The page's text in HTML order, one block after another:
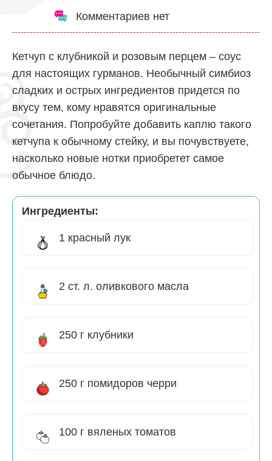
Комментариев нет
Кетчуп с клубникой и розовым перцем – соус
для настоящих гурманов. Необычный симбиоз
сладких и острых ингредиентов придется по
вкусу тем, кому нравятся оригинальные
сочетания. Попробуйте добавить каплю такого
кетчупа к обычному стейку, и вы почувствуете,
насколько новые нотки приобретет самое
обычное блюдо.
Ингредиенты:
1 красный лук
2 ст. л. оливкового масла
250 г клубники
250 г помидоров черри
100 г вяленых томатов